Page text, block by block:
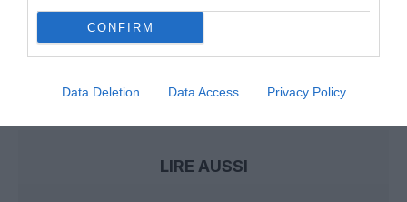
CONFIRM
Data Deletion Data Access Privacy Policy
au tout numérique avec Pax Check
promotion Qatar airways
LIRE AUSSI